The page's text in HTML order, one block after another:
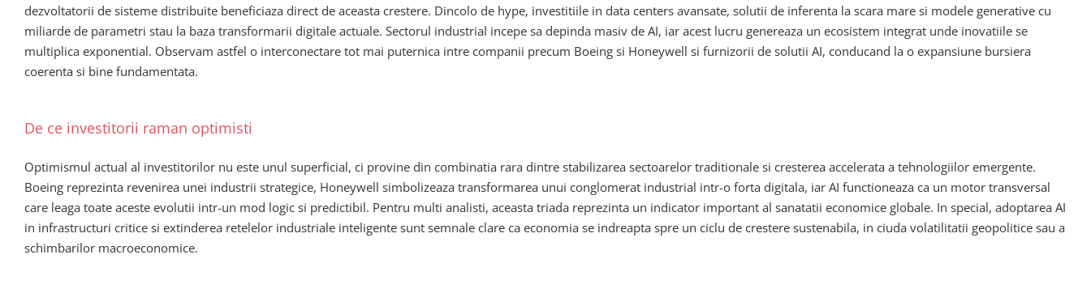
dezvoltatorii de sisteme distribuite beneficiaza direct de aceasta crestere. Dincolo de hype, investitiile in data centers avansate, solutii de inferenta la scara mare si modele generative cu
miliarde de parametri stau la baza transformarii digitale actuale. Sectorul industrial incepe sa depinda masiv de AI, iar acest lucru genereaza un ecosistem integrat unde inovatiile se
multiplica exponential. Observam astfel o interconectare tot mai puternica intre companii precum Boeing si Honeywell si furnizorii de solutii AI, conducand la o expansiune bursiera
coerenta si bine fundamentata.
De ce investitorii raman optimisti
Optimismul actual al investitorilor nu este unul superficial, ci provine din combinatia rara dintre stabilizarea sectoarelor traditionale si cresterea accelerata a tehnologiilor emergente.
Boeing reprezinta revenirea unei industrii strategice, Honeywell simbolizeaza transformarea unui conglomerat industrial intr-o forta digitala, iar AI functioneaza ca un motor transversal
care leaga toate aceste evolutii intr-un mod logic si predictibil. Pentru multi analisti, aceasta triada reprezinta un indicator important al sanatatii economice globale. In special, adoptarea AI
in infrastructuri critice si extinderea retelelor industriale inteligente sunt semnale clare ca economia se indreapta spre un ciclu de crestere sustenabila, in ciuda volatilitatii geopolitice sau a
schimbarilor macroeconomice.